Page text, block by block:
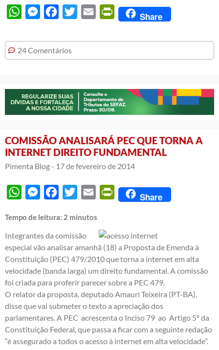
WhatsAppMessengerFacebook
Twitter Email PrintFriendly
Share
24 Comentários
COMISSÃO ANALISARÁ PEC QUE TORNA A
INTERNET DIREITO FUNDAMENTAL
Pimenta Blog - 17 de fevereiro de 2014
WhatsAppMessengerFacebook
Twitter Email PrintFriendly
Share
Tempo de leitura: 2 minutos
Integrantes da comissão
especial vão analisar amanhã (18) a Proposta de Emenda à
Constituição (PEC) 479/2010 que torna a internet em alta
velocidade (banda larga) um direito fundamental. A comissão
foi criada para proferir parecer sobre a PEC 479.
O relator da proposta, deputado Amauri Teixeira (PT-BA),
disse que vai submeter o texto a apreciação dos
parlamentares. A PEC acrescenta o Inciso 79 ao Artigo 5º da
Constituição Federal, que passa a ficar com a seguinte redação
“é assegurado a todos o acesso à internet em alta velocidade”.